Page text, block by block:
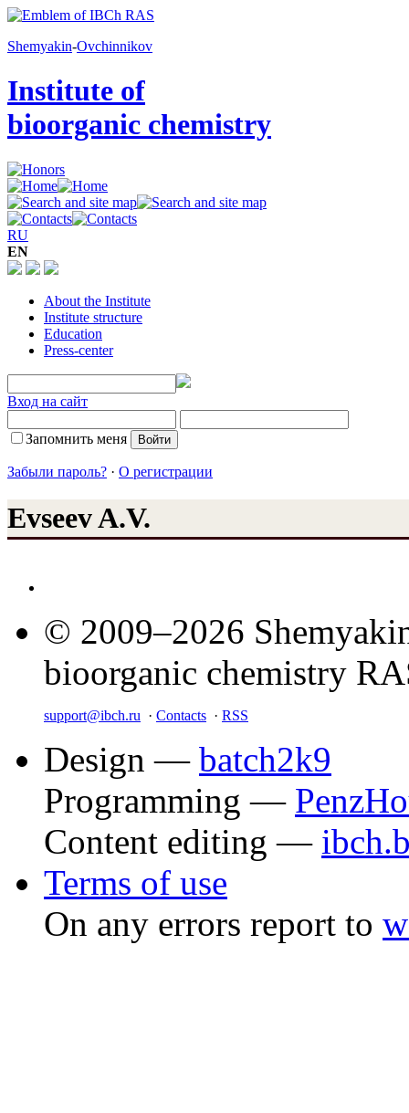
Shemyakin-Ovchinnikov
Institute of
bioorganic chemistry
RU
EN
About the Institute
Institute structure
Education
Press-center
Вход на сайт
Запомнить меня
Забыли пароль? · О регистрации
Evseev A.V.
© 2009–2026
bioorganic chemistry
support@ibch.ru · Contacts · RSS
Design — batch2k9
Programming —
Content editing —
Terms of use
On any errors report to